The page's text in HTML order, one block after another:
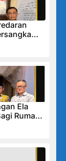
Ela
Rumah